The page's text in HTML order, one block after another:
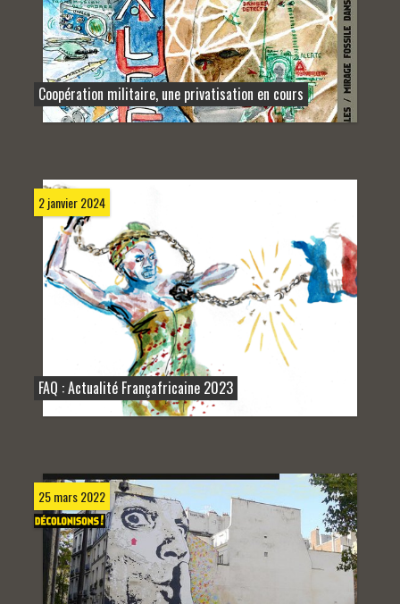
Coopération militaire, une privatisation en cours
2 janvier 2024
FAQ : Actualité Françafricaine 2023
25 mars 2022